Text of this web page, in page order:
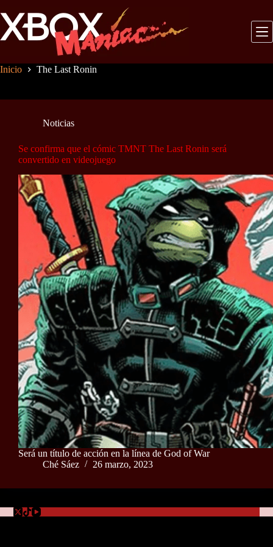
al
contenido
Inicio The Last Ronin
Noticias
Se confirma que el cómic TMNT The Last Ronin será
convertido en videojuego
Será un título de acción en la línea de God of War
Ché Sáez
26 marzo, 2023